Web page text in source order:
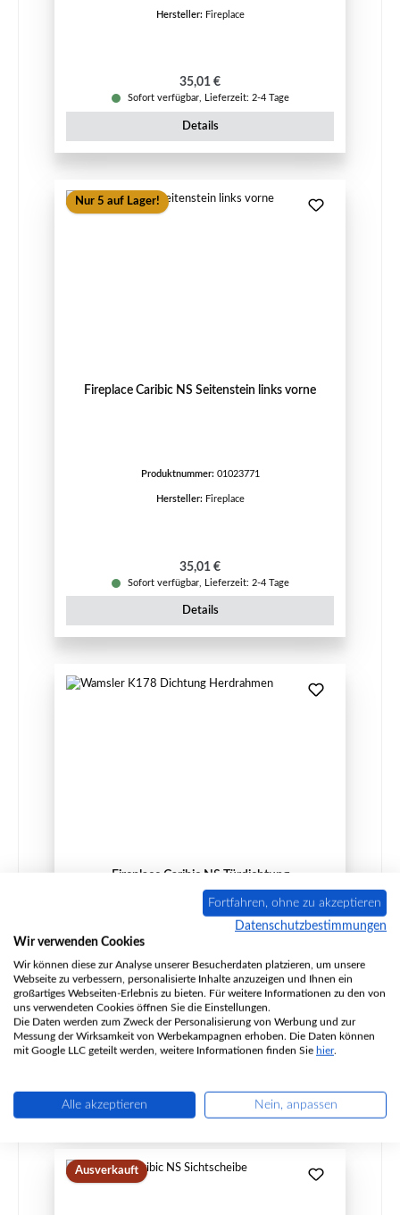
Hersteller: Fireplace
Regulärer Preis:
35,01 €
Sofort verfügbar, Lieferzeit: 2-4 Tage
Details
Nur 5 auf Lager!
Fireplace Caribic NS Seitenstein links vorne
Produktnummer: 01023771
Hersteller: Fireplace
Regulärer Preis:
35,01 €
Sofort verfügbar, Lieferzeit: 2-4 Tage
Details
Fireplace Caribic NS Türdichtung
Produktnummer: 01024090
Hersteller:Fireplace
Inhalt: 3 Meter (16,21 € / 1 Meter)
Regulärer Preis:
48,63 €
Details
Ausverkauft
Fortfahren, ohne zu akzeptieren
Datenschutzbestimmungen
Wir verwenden Cookies
Wir können diese zur Analyse unserer Besucherdaten platzieren, um unsere
Webseite zu verbessern, personalisierte Inhalte anzuzeigen und Ihnen ein
großartiges Webseiten-Erlebnis zu bieten. Für weitere Informationen zu den von
uns verwendeten Cookies öffnen Sie die Einstellungen.
Die Daten werden zum Zweck der Personalisierung von Werbung und zur
Messung der Wirksamkeit von Werbekampagnen erhoben. Die Daten können
mit Google LLC geteilt werden, weitere Informationen finden Sie hier.
Alle akzeptieren Nein, anpassen